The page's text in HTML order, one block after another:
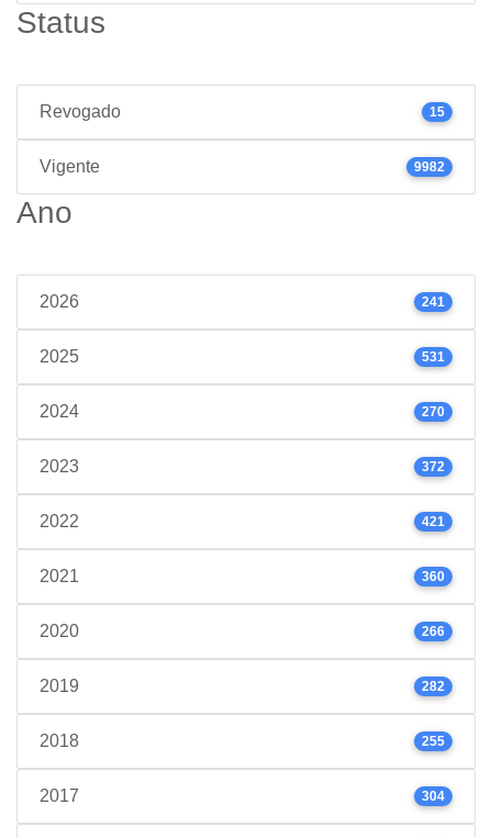
Status
Revogado 15
Vigente 9982
Ano
2026 241
2025 531
2024 270
2023 372
2022 421
2021 360
2020 266
2019 282
2018 255
2017 304